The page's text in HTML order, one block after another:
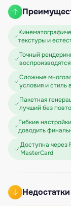
текстуры и
Точный
Сложные
условия и стиль
Пакетная
лучший без
Гибкие
доводить
Доступна через
MasterCard
Недостатки